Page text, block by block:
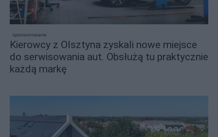
sponsorowane
Kierowcy z Olsztyna zyskali nowe miejsce
do serwisowania aut. Obsłużą tu praktycznie
każdą markę